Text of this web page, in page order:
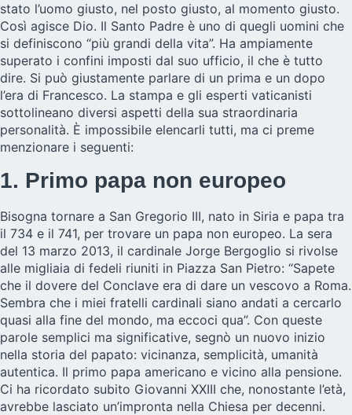
stato l’uomo giusto, nel posto giusto, al momento giusto.
Così agisce Dio. Il Santo Padre è uno di quegli uomini che
si definiscono “più grandi della vita”. Ha ampiamente
superato i confini imposti dal suo ufficio, il che è tutto
dire. Si può giustamente parlare di un prima e un dopo
l’era di Francesco. La stampa e gli esperti vaticanisti
sottolineano diversi aspetti della sua straordinaria
personalità. È impossibile elencarli tutti, ma ci preme
menzionare i seguenti:
1. Primo papa non europeo
Bisogna tornare a San Gregorio III, nato in Siria e papa tra
il 734 e il 741, per trovare un papa non europeo. La sera
del 13 marzo 2013, il cardinale Jorge Bergoglio si rivolse
alle migliaia di fedeli riuniti in Piazza San Pietro: “Sapete
che il dovere del Conclave era di dare un vescovo a Roma.
Sembra che i miei fratelli cardinali siano andati a cercarlo
quasi alla fine del mondo, ma eccoci qua”. Con queste
parole semplici ma significative, segnò un nuovo inizio
nella storia del papato: vicinanza, semplicità, umanità
autentica. Il primo papa americano e vicino alla pensione.
Ci ha ricordato subito Giovanni XXIII che, nonostante l’età,
avrebbe lasciato un’impronta nella Chiesa per decenni.